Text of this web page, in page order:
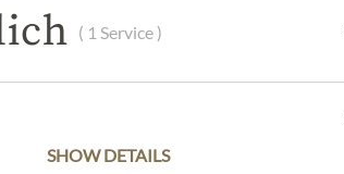
Langoustine-Rillettes with
( 1 Service )
SHOW DETAILS